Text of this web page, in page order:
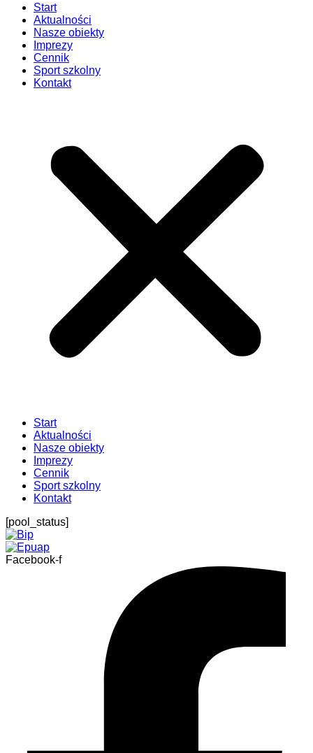
Start
Aktualności
Nasze obiekty
Imprezy
Cennik
Sport szkolny
Kontakt
Start
Aktualności
Nasze obiekty
Imprezy
Cennik
Sport szkolny
Kontakt
[pool_status]
Facebook-f